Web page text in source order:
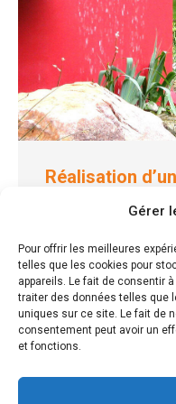
Gérer
Pour offrir les meilleures
telles que les cookies pour
appareils. Le fait de consentir
traiter des données telles que
uniques sur ce site. Le fait de
consentement peut avoir un
et fonctions.
Réalisation
mas – Sarrians
Le projet de
Provence Un projet
en Provence, d’une
Lire la suite